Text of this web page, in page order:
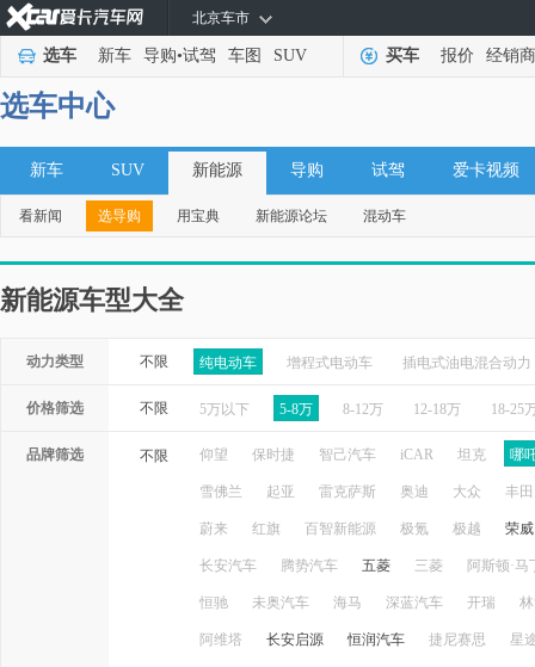
北京车市
选车 新车 导购•试驾 车图 SUV 买车 报价 经销商
选车中心
新车 SUV 新能源 导购 试驾 爱卡视频
看新闻 选导购 用宝典 新能源论坛 混动车
新能源车型大全
动力类型 不限 纯电动车 增程式电动车 插电式油电混合动力
价格筛选 不限 5万以下 5-8万 8-12万 12-18万 18-25
品牌筛选 不限 仰望 保时捷 智己汽车 iCAR 坦克 哪
雪佛兰 起亚 雷克萨斯 奥迪 大众 丰田
蔚来 红旗 百智新能源 极氪 极越 荣威
长安汽车 腾势汽车 五菱 三菱 阿斯顿·马
恒驰 未奥汽车 海马 深蓝汽车 开瑞
阿维塔 长安启源 恒润汽车 捷尼赛思 星